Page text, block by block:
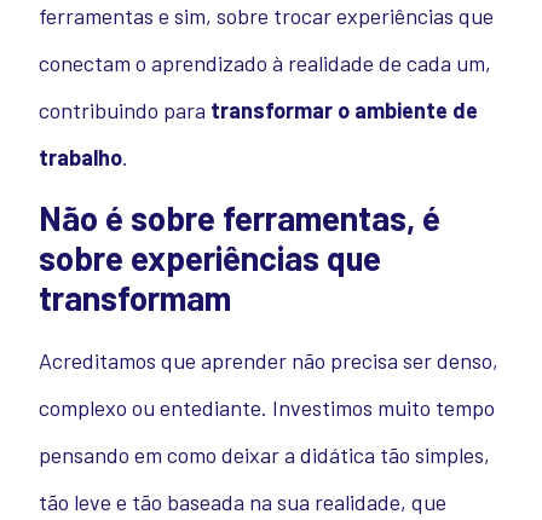
ferramentas e sim, sobre trocar experiências que
conectam o aprendizado à realidade de cada um,
contribuindo para transformar o ambiente de
trabalho.
Não é sobre ferramentas, é
sobre experiências que
transformam
Acreditamos que aprender não precisa ser denso,
complexo ou entediante. Investimos muito tempo
pensando em como deixar a didática tão simples,
tão leve e tão baseada na sua realidade, que